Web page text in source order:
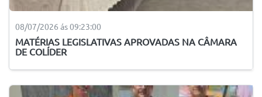
08/07/2026 ás 09:23:00
MATÉRIAS LEGISLATIVAS APROVADAS NA CÂMARA
DE COLÍDER